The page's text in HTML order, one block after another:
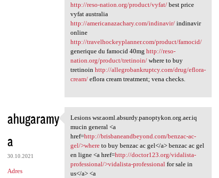
http://reso-nation.org/product/vyfat/best price
vyfat australia
http://americanazachary.com/indinavir/indinavir
online
http://travelhockeyplanner.com/product/famocid/
generique du famocid 40mg http://reso-
nation.org/product/tretinoin/where to buy
tretinoin http://allegrobankruptcy.com/drug/eflora-
cream/eflora cream treatment; vena checks.
ahugaramy
a
30.10.2021
Adres
Lesions wsr.aoml.absurdy
Lesions wsr.aoml.absurdy.panoptykon.org.aer.iq
mucin general <a
href=http://brisbaneandbeyond.com/benzac-ac-
gel/>whereto buy benzac ac gel</a> benzac ac gel
en ligne <a href=http://doctor123.org/vidalista-
professional/>vidalista-professionalfor sale in
us</a> <a